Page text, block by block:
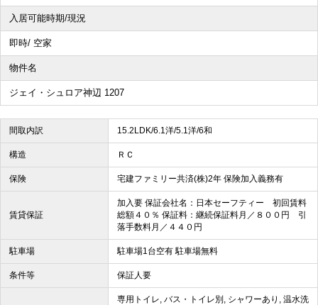
入居可能時期/現況
即時/ 空家
物件名
ジェイ・シュロア神辺 1207
間取内訳 15.2LDK/6.1洋/5.1洋/6和
構造 ＲＣ
保険 宅建ファミリー共済(株)2年 保険加入義務有
賃貸保証
加入要 保証会社名：日本セーフティー 初回賃料
総額４０％ 保証料：継続保証料月／８００円 引
落手数料月／４４０円
駐車場 駐車場1台空有 駐車場無料
条件等 保証人要
専用トイレ, バス・トイレ別, シャワーあり, 温水洗